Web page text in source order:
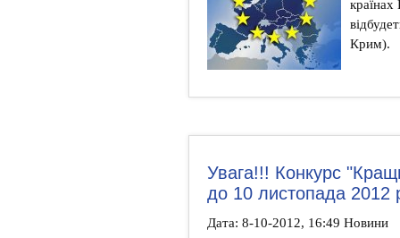
Крим).
Увага!!! Конкурс
до 10 листопада 2012
Дата: 8-10-2012, 16:49 Новини